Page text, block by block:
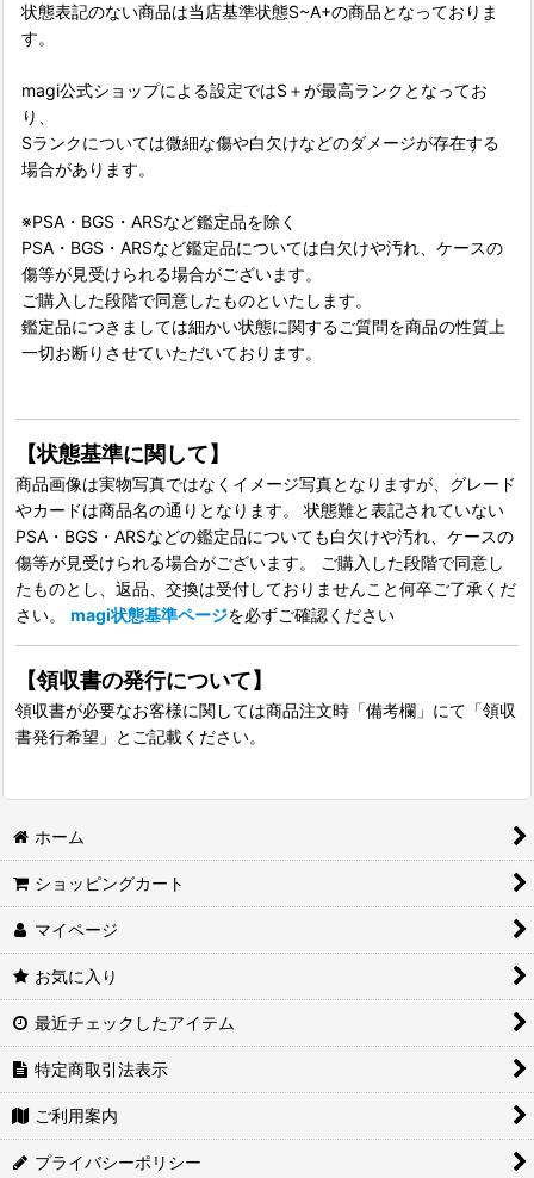
状態表記のない商品は当店基準状態S~A+の商品となっておりま
す。
magi公式ショップによる設定ではS＋が最高ランクとなってお
り、
Sランクについては微細な傷や白欠けなどのダメージが存在する
場合があります。
※PSA・BGS・ARSなど鑑定品を除く
PSA・BGS・ARSなど鑑定品については白欠けや汚れ、ケースの
傷等が見受けられる場合がございます。
ご購入した段階で同意したものといたします。
鑑定品につきましては細かい状態に関するご質問を商品の性質上
一切お断りさせていただいております。
【状態基準に関して】
商品画像は実物写真ではなくイメージ写真となりますが、グレード
やカードは商品名の通りとなります。 状態難と表記されていない
PSA・BGS・ARSなどの鑑定品についても白欠けや汚れ、ケースの
傷等が見受けられる場合がございます。 ご購入した段階で同意し
たものとし、返品、交換は受付しておりませんこと何卒ご了承くだ
さい。 magi状態基準ページを必ずご確認ください
【領収書の発行について】
領収書が必要なお客様に関しては商品注文時「備考欄」にて「領収
書発行希望」とご記載ください。
ホーム
ショッピングカート
マイページ
お気に入り
最近チェックしたアイテム
特定商取引法表示
ご利用案内
プライバシーポリシー